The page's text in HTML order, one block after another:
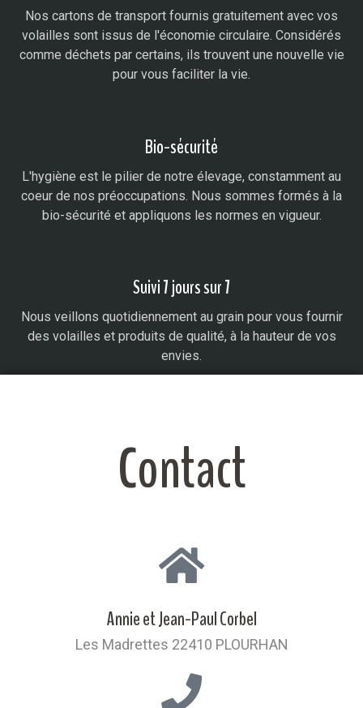
Nos cartons de transport fournis gratuitement avec vos
volailles sont issus de l'économie circulaire. Considérés
comme déchets par certains, ils trouvent une nouvelle vie
pour vous faciliter la vie.
Bio-sécurité
L'hygiène est le pilier de notre élevage, constamment au
coeur de nos préoccupations. Nous sommes formés à la
bio-sécurité et appliquons les normes en vigueur.
Suivi 7 jours sur 7
Nous veillons quotidiennement au grain pour vous fournir
des volailles et produits de qualité, à la hauteur de vos
envies.
Contact
Annie et Jean-Paul Corbel
Les Madrettes 22410 PLOURHAN